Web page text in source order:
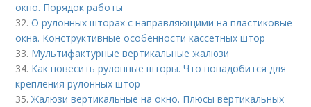
окно. Порядок работы
32.О рулонных шторах с направляющими на пластиковые
окна. Конструктивные особенности кассетных штор
33. Мультифактурные вертикальные жалюзи
34. Как повесить рулонные шторы. Что понадобится для
крепления рулонных штор
35.Жалюзи вертикальные на окно. Плюсы вертикальных